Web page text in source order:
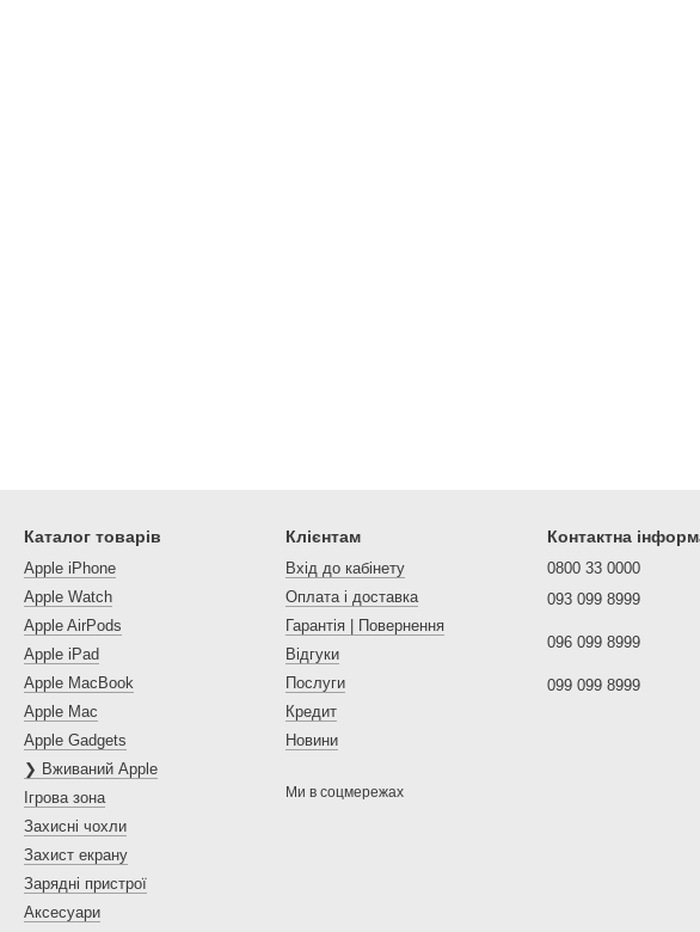
Каталог товарів
Apple iPhone
Apple Watch
Apple AirPods
Apple iPad
Apple MacBook
Apple Mac
Apple Gadgets
❯ Вживаний Apple
Ігрова зона
Захисні чохли
Захист екрану
Зарядні пристрої
Аксесуари
Клієнтам
Вхід до кабінету
Оплата і доставка
Гарантія | Повернення
Відгуки
Послуги
Кредит
Новини
Ми в соцмережах
Контактна
0800 33 0000
093 099 8999
096 099 8999
099 099 8999